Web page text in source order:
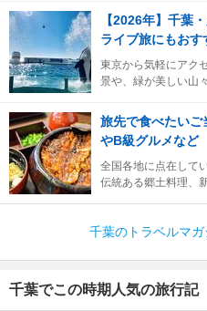
【2026年】千葉
ライブ旅にもおす
東京から気軽にアク
景や、緑が美しい山
旅先で食べたい
やB級グルメなど
全国各地に点在して
伝統ある郷土料理、
千葉のトラベルマ
千葉でこの時期人気の旅行記